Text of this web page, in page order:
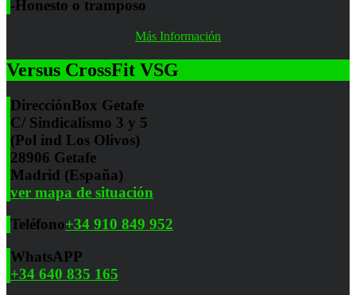
-Honesto o tramposo
Más Información
Versus CrossFit VSG
DirecciónBox Getafe
C/ Sindicalismo 3 y 5
(Pol ind Los Olivos)
28906 Getafe
Madrid (España)
ver mapa de situación
Teléfono+34 910 849 952
WhatsAPP
+34 640 835 165